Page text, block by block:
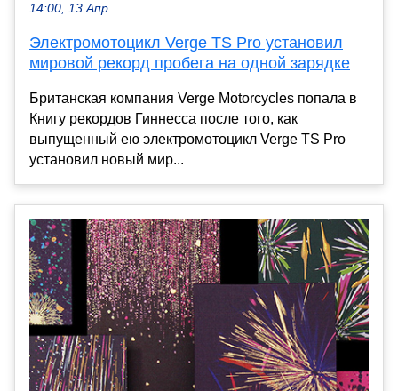
14:00, 13 Апр
Электромотоцикл Verge TS Pro установил
мировой рекорд пробега на одной зарядке
Британская компания Verge Motorcycles попала в
Книгу рекордов Гиннесса после того, как
выпущенный ею электромотоцикл Verge TS Pro
установил новый мир...